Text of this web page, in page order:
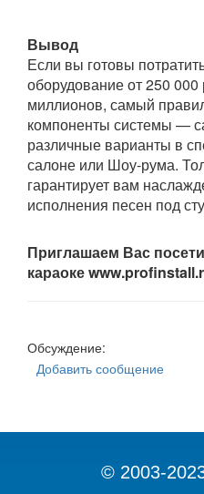
Вывод
Если вы готовы
оборудование от 250 000
миллионов, самый
компоненты системы —
различные варианты в
салоне или Шоу-рума.
гарантирует вам
исполнения песен под
Приглашаем Вас
караокеwww.profinstall.
Обсуждение:
Добавить сообщение
© 2003-